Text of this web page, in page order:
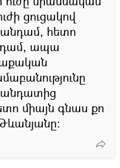
ցուցակով
հետո
ապա
միայն գնաս քո